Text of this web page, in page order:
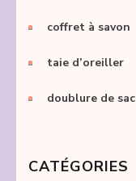
coffret à savon
taie d’oreiller
doublure de sac
CATÉGORIES